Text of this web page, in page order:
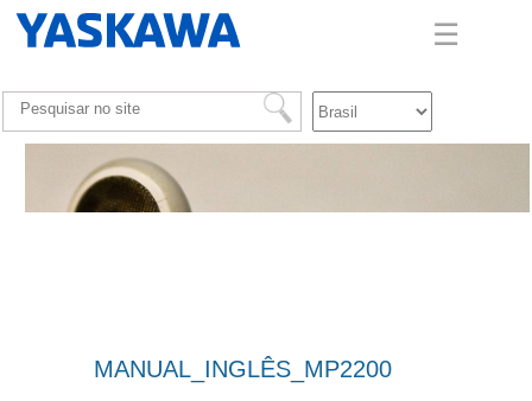
☰
MANUAL_INGLÊS_MP2200